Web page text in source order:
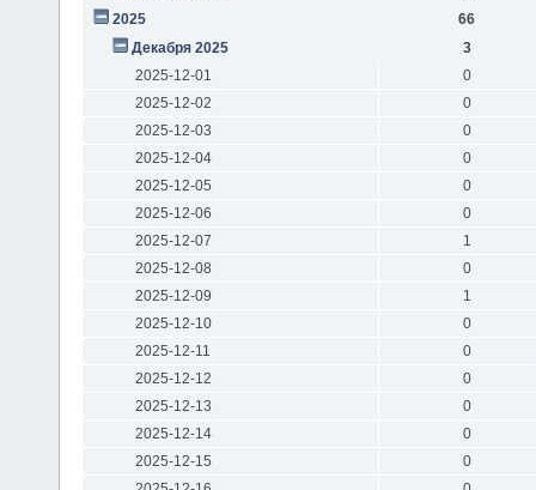
2025
66
Декабря 2025
3
2025-12-01
0
2025-12-02
0
2025-12-03
0
2025-12-04
0
2025-12-05
0
2025-12-06
0
2025-12-07
1
2025-12-08
0
2025-12-09
1
2025-12-10
0
2025-12-11
0
2025-12-12
0
2025-12-13
0
2025-12-14
0
2025-12-15
0